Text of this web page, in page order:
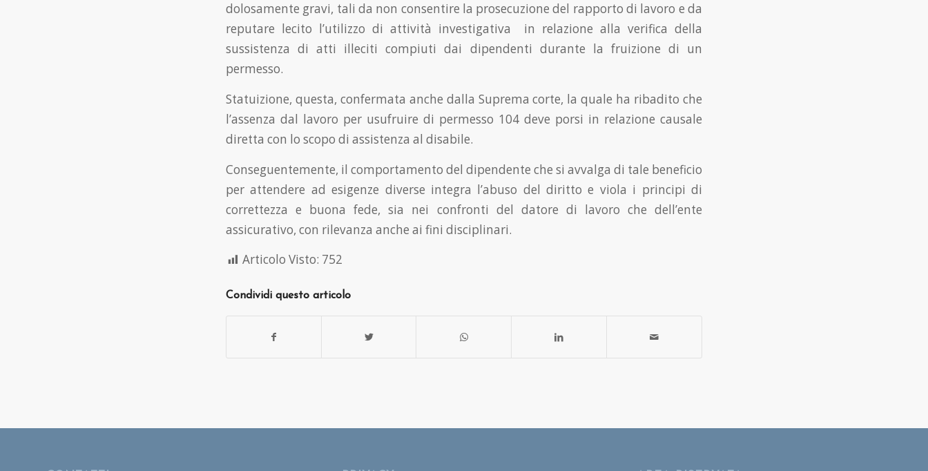
dolosamente gravi, tali da non consentire la prosecuzione del rapporto di lavoro e da
reputare lecito l’utilizzo di attività investigativa in relazione alla verifica della
sussistenza di atti illeciti compiuti dai dipendenti durante la fruizione di un
permesso.
Statuizione, questa, confermata anche dalla Suprema corte, la quale ha ribadito che
l’assenza dal lavoro per usufruire di permesso 104 deve porsi in relazione causale
diretta con lo scopo di assistenza al disabile.
Conseguentemente, il comportamento del dipendente che si avvalga di tale beneficio
per attendere ad esigenze diverse integra l’abuso del diritto e viola i principi di
correttezza e buona fede, sia nei confronti del datore di lavoro che dell’ente
assicurativo, con rilevanza anche ai fini disciplinari.
Articolo Visto: 752
Condividi questo articolo